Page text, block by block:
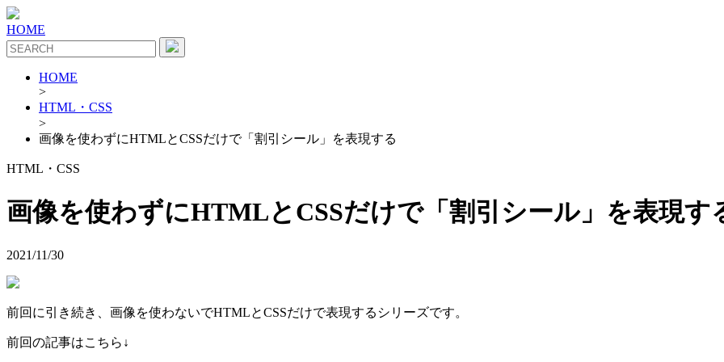
HOME
HOME
>
HTML・CSS
>
画像を使わずにHTMLとCSSだけで「割引シール」を表現する
HTML・CSS
画像を使わずにHTMLとCSSだけで「割引シール」を表現す
2021/11/30
前回に引き続き、画像を使わないでHTMLとCSSだけで表現するシリーズです。
前回の記事はこちら↓